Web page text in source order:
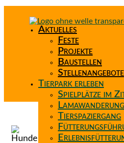
Aktuelles
Feste
Projekte
Baustellen
Stellenangebote
Tierpark erleben
Spielplätze im
Lamawanderung
Tierspaziergang